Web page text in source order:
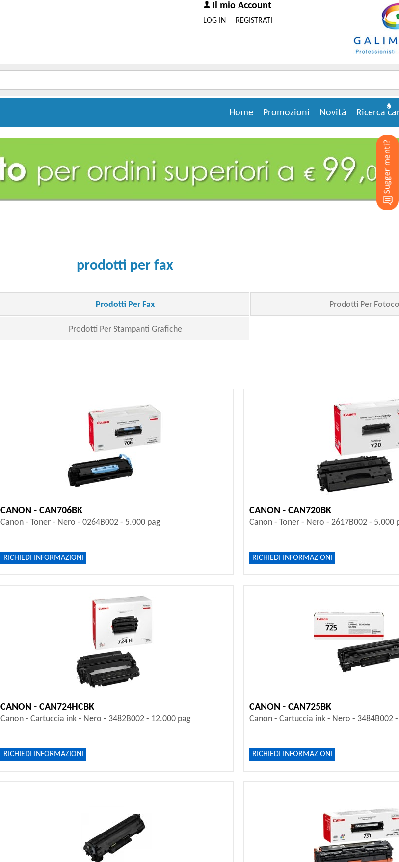
Il mio Account
REGISTRATI
LOG IN
Ricerca
Novità
Promozioni
Home
prodotti per fax
Prodotti Per Fax Prodotti Per
Prodotti Per Stampanti Grafiche
CANON - CAN706BK
Canon - Toner - Nero - 0264B002 - 5.000 pag
RICHIEDI INFORMAZIONI
CANON - CAN720BK
Canon - Toner - Nero - 2617B002 - 5.000
RICHIEDI INFORMAZIONI
CANON - CAN724HCBK
Canon - Cartuccia ink - Nero - 3482B002 - 12.000 pag
RICHIEDI INFORMAZIONI
CANON - CAN725BK
Canon - Cartuccia ink - Nero - 3484B002
RICHIEDI INFORMAZIONI